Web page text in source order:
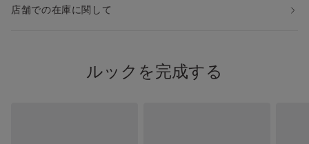
店舗での在庫に関して
ルックを完成する